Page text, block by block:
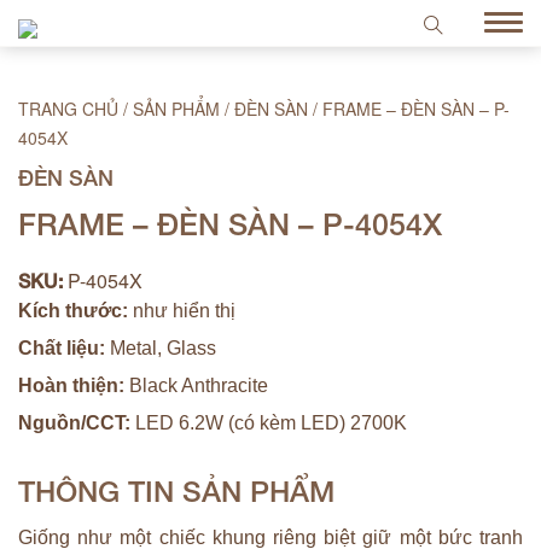
TRANG CHỦ / SẢN PHẨM / ĐÈN SÀN / FRAME – ĐÈN SÀN – P-
4054X
ĐÈN SÀN
FRAME – ĐÈN SÀN – P-4054X
SKU: P-4054X
Kích thước: như hiển thị
Chất liệu: Metal, Glass
Hoàn thiện: Black Anthracite
Nguồn/CCT: LED 6.2W (có kèm LED) 2700K
THÔNG TIN SẢN PHẨM
Giống như một chiếc khung riêng biệt giữ một bức tranh